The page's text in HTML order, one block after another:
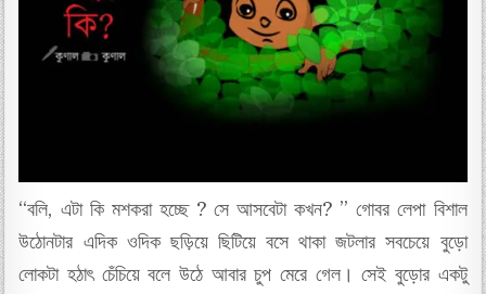
“বলি, এটা কি মশকরা হচ্ছে ? সে আসবেটা কখন? ” গোবর লেপা বিশাল
উঠোনটার এদিক ওদিক ছড়িয়ে ছিটিয়ে বসে থাকা জটলার সবচেয়ে বুড়ো
লোকটা হঠাৎ চেঁচিয়ে বলে উঠে আবার চুপ মেরে গেল। সেই বুড়োর একটু